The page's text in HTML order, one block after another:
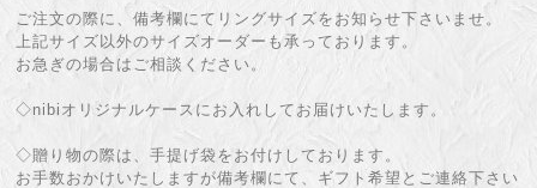
ご注文の際に、備考欄にてリングサイズをお知らせ下さいませ。
上記サイズ以外のサイズオーダーも承っております。
お急ぎの場合はご相談ください。
◇nibiオリジナルケースにお入れしてお届けいたします。
◇贈り物の際は、手提げ袋をお付けしております。
お手数おかけいたしますが備考欄にて、ギフト希望とご連絡下さい